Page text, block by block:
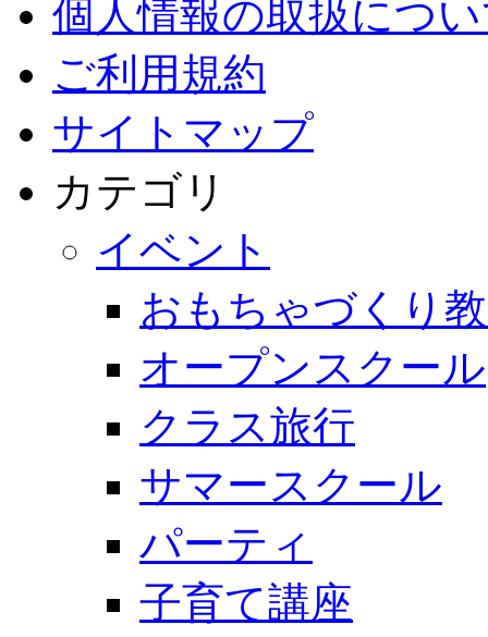
個人情報の取扱につ
ご利用規約
サイトマップ
カテゴリ
イベント
おもちゃづくり
オープンスクール
クラス旅行
サマースクール
パーティ
子育て講座